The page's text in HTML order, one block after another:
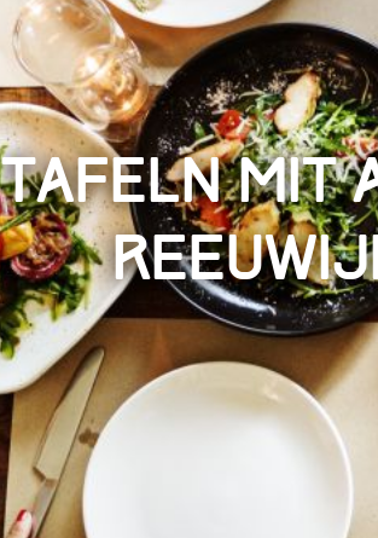
Tafeln mit